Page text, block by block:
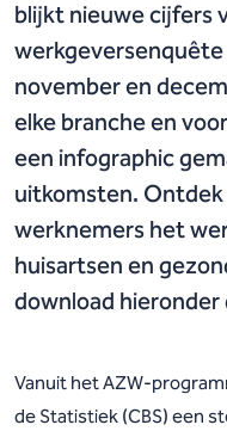
blijkt nieuwe cijfers
november en
elke branche en
een infographic
uitkomsten.
werknemers het
huisartsen en
download hieronder
Vanuit het AZW-
de Statistiek (CBS) een